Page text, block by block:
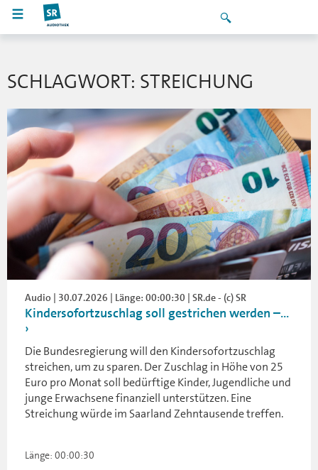
SCHLAGWORT: STREICHUNG
Audio | 30.07.2026 | Länge: 00:00:30 | SR.de - (c) SR
Kindersofortzuschlag soll gestrichen werden –...
Die Bundesregierung will den Kindersofortzuschlag
streichen, um zu sparen. Der Zuschlag in Höhe von 25
Euro pro Monat soll bedürftige Kinder, Jugendliche und
junge Erwachsene finanziell unterstützen. Eine
Streichung würde im Saarland Zehntausende treffen.
Länge: 00:00:30